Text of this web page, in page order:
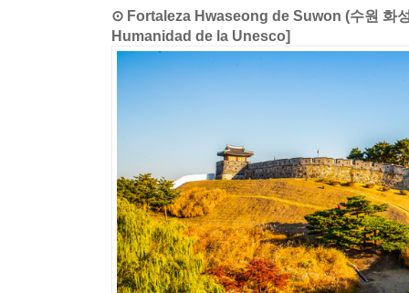
⊙ Fortaleza Hwaseong de Suwon (수원 화
Humanidad de la Unesco]